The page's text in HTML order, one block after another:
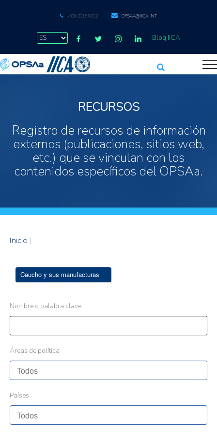
+506 2216 0222 OPSAA@IICA.INT
Blog IICA
RECURSOS
Registro de recursos de información
externos (publicaciones, sitios web,
etc.) que se vinculan con los
contenidos específicos del OPSAa.
Inicio |
Caucho y sus manufacturas
Nombre o palabra clave
Áreas de política
Países